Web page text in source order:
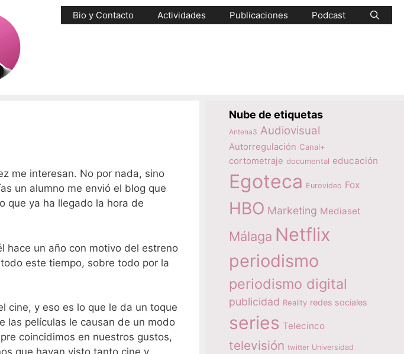
Bio y Contacto Actividades Publicaciones Podcast
me interesan. No por nada, sino
un alumno me envió el blog que
que ya ha llegado la hora de
hace un año con motivo del estreno
este tiempo, sobre todo por la
cine, y eso es lo que le da un toque
las películas le causan de un modo
coincidimos en nuestros gustos,
Nube de etiquetas
Antena3 Audiovisual
Autorregulación Canal+
cortometraje documental educación
Egoteca Eurovideo Fox
HBO Marketing Mediaset
Málaga Netflix
periodismo
periodismo digital
publicidad Reality redes sociales
series Telecinco
televisión twitter Universidad